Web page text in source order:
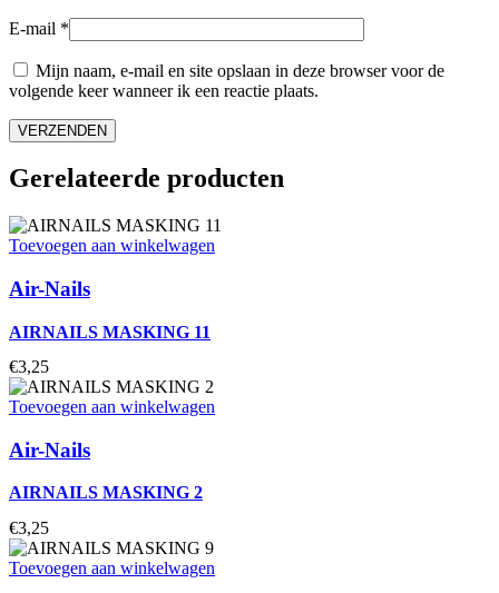
E-mail *
Mijn naam, e-mail en site opslaan in deze browser voor de
volgende keer wanneer ik een reactie plaats.
Gerelateerde producten
Toevoegen aan winkelwagen
Air-Nails
AIRNAILS MASKING 11
€3,25
Toevoegen aan winkelwagen
Air-Nails
AIRNAILS MASKING 2
€3,25
Toevoegen aan winkelwagen